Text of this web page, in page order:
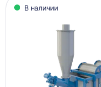
В наличии